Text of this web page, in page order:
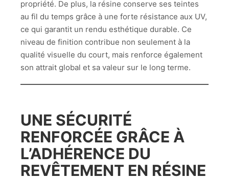
propriété. De plus, la résine conserve ses teintes
au fil du temps grâce à une forte résistance aux UV,
ce qui garantit un rendu esthétique durable. Ce
niveau de finition contribue non seulement à la
qualité visuelle du court, mais renforce également
son attrait global et sa valeur sur le long terme.
UNE SÉCURITÉ
RENFORCÉE GRÂCE À
L’ADHÉRENCE DU
REVÊTEMENT EN RÉSINE